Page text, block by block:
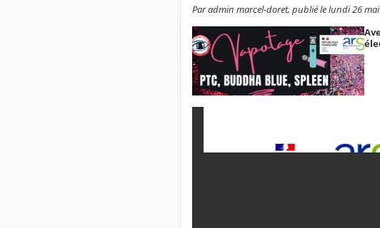
Par admin marcel-doret, publié le lundi 26